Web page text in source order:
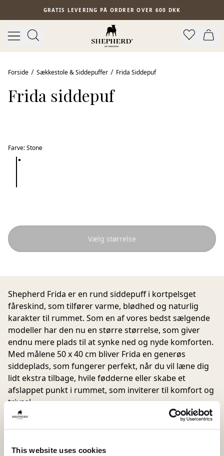
This website uses cookies
Spring til hovedindholdGRATIS LEVERING PÅ ORDRER OVER 600 DKK
Forside Sækkestole & Siddepuffer Frida Siddepuf
Frida siddepuf
Farve:Stone
Vælg størrelse
Shepherd Frida er en rund siddepuff i kortpelsget
fåreskind, som tilfører varme, blødhed og naturlig
karakter til rummet. Som en af vores bedst sælgende
modeller har den nu en større størrelse, som giver
endnu mere plads til at synke ned og nyde komforten.
Med målene 50 x 40 cm bliver Frida en generøs
siddeplads, som fungerer perfekt, når du vil læne dig
lidt ekstra tilbage, hvile fødderne eller skabe et
afslappet punkt i rummet, som inviterer til komfort og
trivsel.
fremhæver materialets kvalitet.